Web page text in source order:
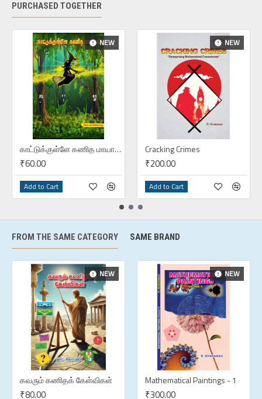
PURCHASED TOGETHER
NEW
காட்டுக்குள்ளே கணித மாயாவி
₹60.00
Add to Cart
NEW
Cracking Crimes
₹200.00
Add to Cart
FROM THE SAME CATEGORY SAME BRAND
NEW
கவரும் கணிதக் கேள்விகள்
₹80.00
NEW
Mathematical Paintings - 1
₹300.00